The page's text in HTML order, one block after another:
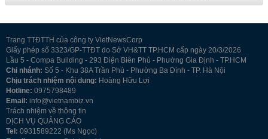
Trang TTĐTTH của công ty VietNewsCorp
Giấy phép số 3323/GP-TTĐT do Sở VH&TT TP.HCM cấp ngày 20/3/2026
Lầu 5 - Compa Building - 293 Điện Biên Phủ - Phường Gia Định - TP.HCM
Chi nhánh: Số 5 - Khu 38A Trần Phú - Phường Ba Đình - TP. Hà Nội
Chịu trách nhiệm nội dung: Hoàng Hữu Lợi
Hotline: 0975798489
Email: info@vietnambiz.vn
Trách nhiệm về thông tin
DỊCH VỤ QUẢNG CÁO
Tel: 0931589222 (Ms Ngọc)